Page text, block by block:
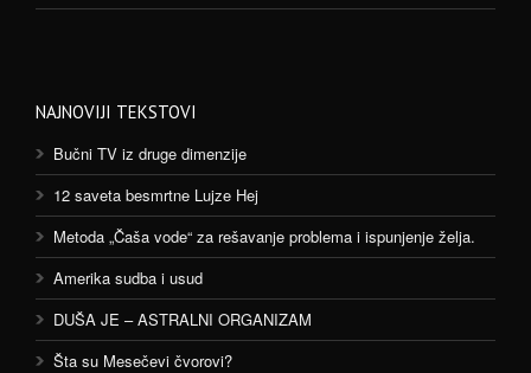
NAJNOVIJI TEKSTOVI
Bučni TV iz druge dimenzije
12 saveta besmrtne Lujze Hej
Metoda „Čaša vode“ za rešavanje problema i ispunjenje želja.
Amerika sudba i usud
DUŠA JE – ASTRALNI ORGANIZAM
Šta su Mesečevi čvorovi?